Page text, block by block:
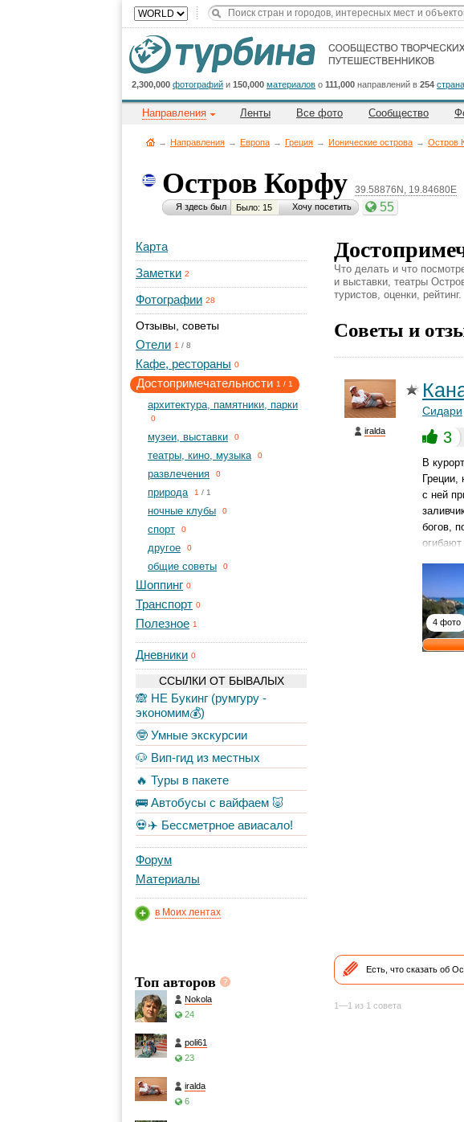
2,300,000 фотографий и 150,000 материалов о 111,000 направлений в 254
Направления Ленты Все фото Сообщество
→ Направления → Европа → Греция → Ионические острова → Остров
Остров Корфу 39.58876N, 19.84680E
Я здесь был Было: 15 Хочу посетить 55
Карта
Заметки 2
Фотографии 28
Отзывы, советы
Отели 1 / 8
Кафе, рестораны 0
Достопримечательности 1 / 1
архитектура, памятники, парки
0
музеи, выставки 0
театры, кино, музыка 0
развлечения 0
природа 1 / 1
ночные клубы 0
спорт 0
другое 0
общие советы 0
Шоппинг 0
Транспорт 0
Полезное 1
Дневники 0
ССЫЛКИ ОТ БЫВАЛЫХ
🙈 НЕ Букинг (румгуру -
экономим💰)
🤓 Умные экскурсии
🐶 Вип-гид из местных
🔥 Туры в пакете
🚌 Автобусы с вайфаем 🐷
💀✈️ Бессметрное авиасало!
Форум
Материалы
в Моих лентах
Топ авторов
Nokola
24
poli61
23
iralda
6
Что делать и что
и выставки, театры
туристов, оценки, рейтинг.
Советы и
iralda
Сидари
3
В
Греции,
с ней
богов,
огибают
4 фото
Есть, что сказать об
1—1 из 1 совета